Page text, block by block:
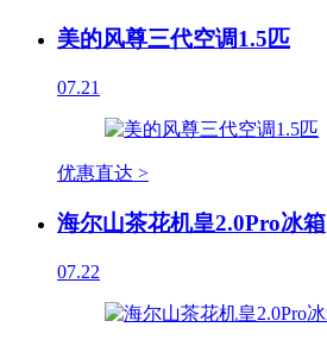
美的风尊三代空调1.5匹
07.21
优惠直达 >
海尔山茶花机皇2.0Pro冰箱
07.22